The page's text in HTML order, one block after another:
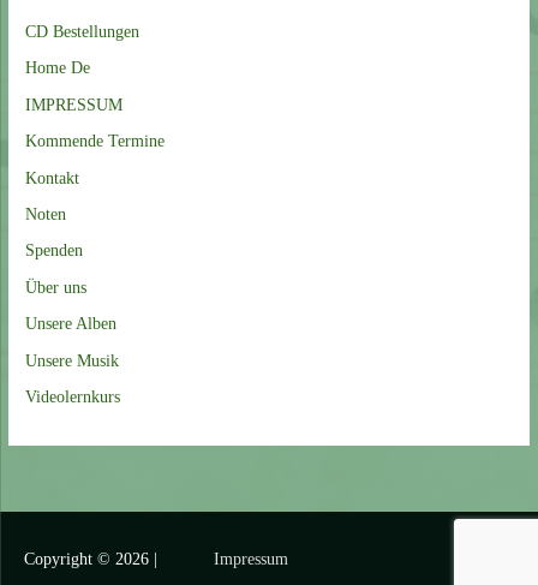
h
:
CD Bestellungen
Home De
IMPRESSUM
Kommende Termine
Kontakt
Noten
Spenden
Über uns
Unsere Alben
Unsere Musik
Videolernkurs
Copyright © 2026 Impressum